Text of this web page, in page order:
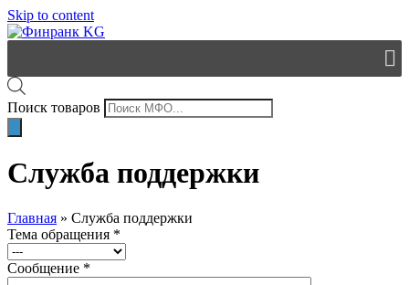
Skip to content
Поиск товаров
Служба поддержки
Главная » Служба поддержки
Тема обращения *
Сообщение *